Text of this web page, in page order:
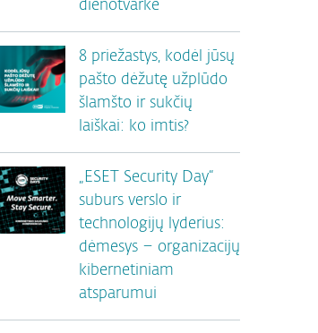
dienotvarke
8 priežastys, kodėl jūsų
pašto dėžutę užplūdo
šlamšto ir sukčių
laiškai: ko imtis?
„ESET Security Day“
suburs verslo ir
technologijų lyderius:
dėmesys – organizacijų
kibernetiniam
atsparumui